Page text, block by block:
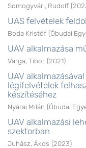
Somogyvári, Rudolf (
UAS felvételek
Boda Kristóf (Óbudai
UAV alkalmazása
Varga, Tibor (2021)
UAV
légifelvételek
készítéséhez
Nyárai Milán (Óbudai
UAV alkalmazási
szektorban
Juhász, Ákos (2023)